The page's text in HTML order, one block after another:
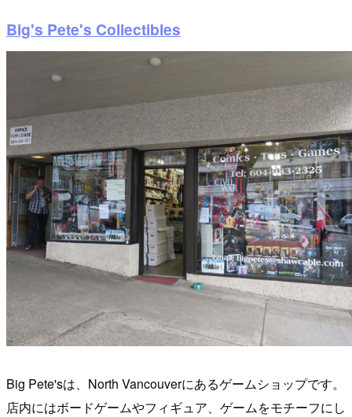
Big's Pete's Collectibles
Big Pete'sは、North Vancouverにあるゲームショップです。
店内にはボードゲームやフィギュア、ゲームをモチーフにし